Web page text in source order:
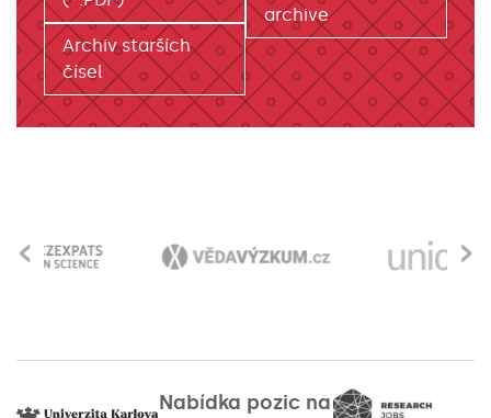
Archiv starších
čísel
archive
›
‹
Nabídka pozic na